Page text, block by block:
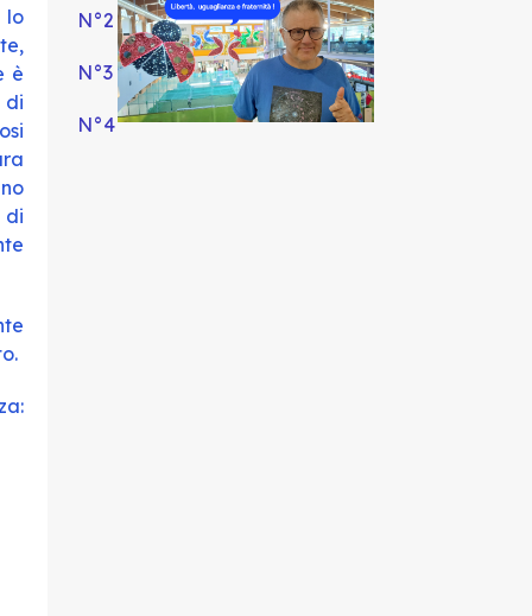
lo
è
di
di
N°2
N°3
N°4